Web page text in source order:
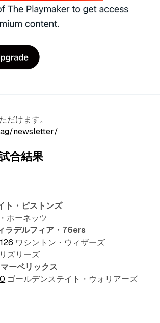
けます。
newsletter/
合結果
ト・ピストンズ
ホーネッツ
ラデルフィア・76ers
ワシントン・ウィザーズ
ズリーズ
ーベリックス
ゴールデンステイト・ウォリアーズ